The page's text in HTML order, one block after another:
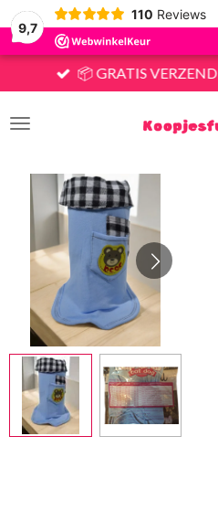
9,7
110 Reviews
📦 GRATIS